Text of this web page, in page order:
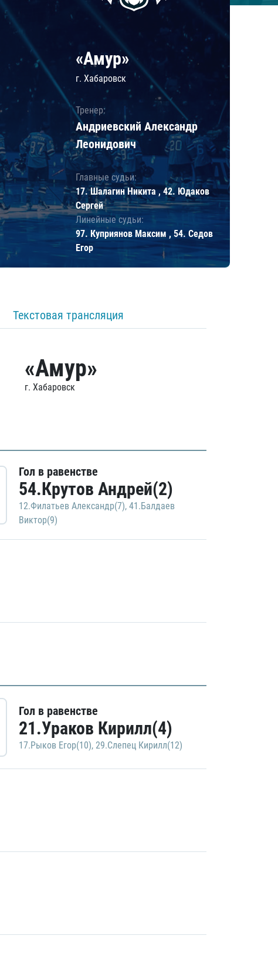
«Амур»
г. Хабаровск
Тренер:
Андриевский Александр
Леонидович
Главные судьи:
17. Шалагин Никита , 42. Юдаков
Сергей
Линейные судьи:
97. Куприянов Максим , 54. Седов
Егор
Текстовая трансляция
«Амур»
г. Хабаровск
Гол в равенстве
54.Крутов Андрей(2)
12.Филатьев Александр(7), 41.Балдаев
Виктор(9)
Гол в равенстве
21.Ураков Кирилл(4)
17.Рыков Егор(10), 29.Слепец Кирилл(12)